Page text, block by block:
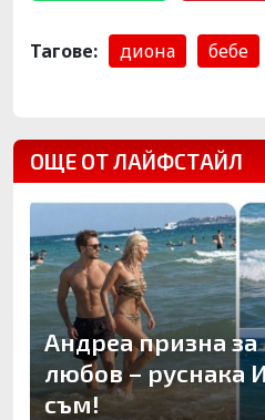
Тагове: диона бебе
ОЩЕ ОТ ЛАЙФСТАЙЛ
Андреа призна за
любов – руснака
съм!